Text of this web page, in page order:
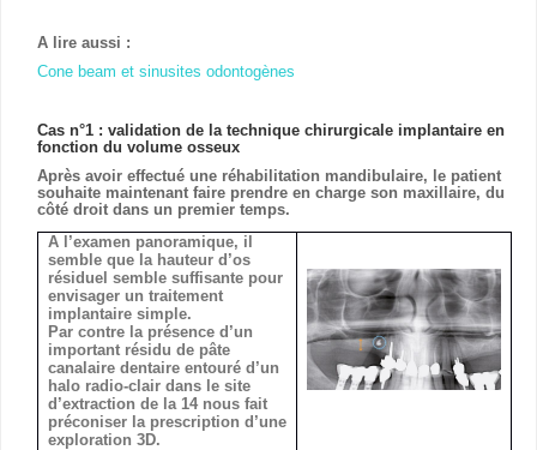
A lire aussi :
Cone beam et sinusites odontogènes
Cas n°1 : validation de la technique chirurgicale implantaire en
fonction du volume osseux
Après avoir effectué une réhabilitation mandibulaire, le patient
souhaite maintenant faire prendre en charge son maxillaire, du
côté droit dans un premier temps.
A l’examen panoramique, il
semble que la hauteur d’os
résiduel semble suffisante pour
envisager un traitement
implantaire simple.
Par contre la présence d’un
important résidu de pâte
canalaire dentaire entouré d’un
halo radio-clair dans le site
d’extraction de la 14 nous fait
préconiser la prescription d’une
exploration 3D.